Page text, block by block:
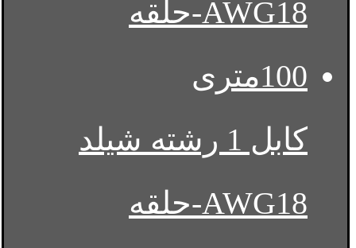
کابل 1 رشته شیلد
AWG18-حلقه